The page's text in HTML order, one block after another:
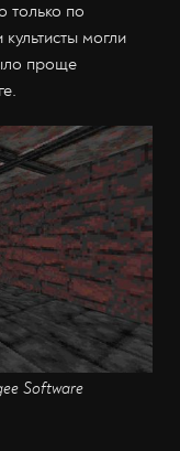
только по
могли
проще
Software